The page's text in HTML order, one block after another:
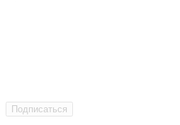
Подписаться